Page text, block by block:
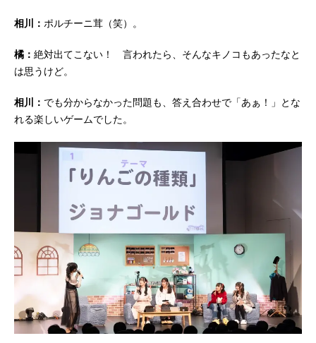
相川： ポルチーニ茸（笑）。
橘： 絶対出てこない！ 言われたら、そんなキノコもあったなと
は思うけど。
相川： でも分からなかった問題も、答え合わせで「あぁ！」とな
れる楽しいゲームでした。